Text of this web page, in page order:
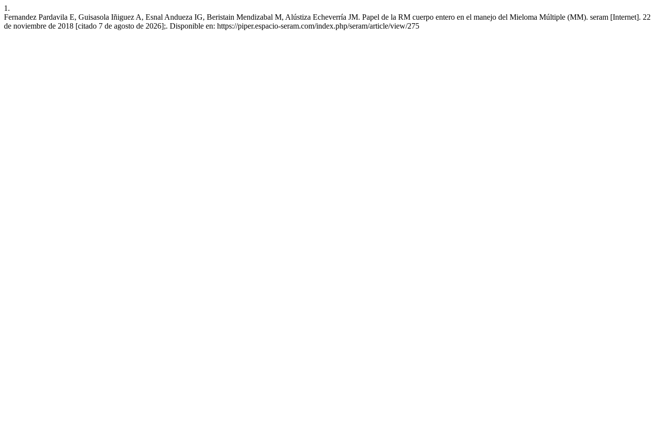
1.
Fernandez Pardavila E, Guisasola Iñiguez A, Esnal Andueza IG, Beristain Mendizabal M, Alústiza Echeverría JM. Papel de la RM cuerpo entero en el manejo del Mieloma Múltiple (MM). seram [Internet]. 22
de noviembre de 2018 [citado 7 de agosto de 2026];. Disponible en: https://piper.espacio-seram.com/index.php/seram/article/view/275